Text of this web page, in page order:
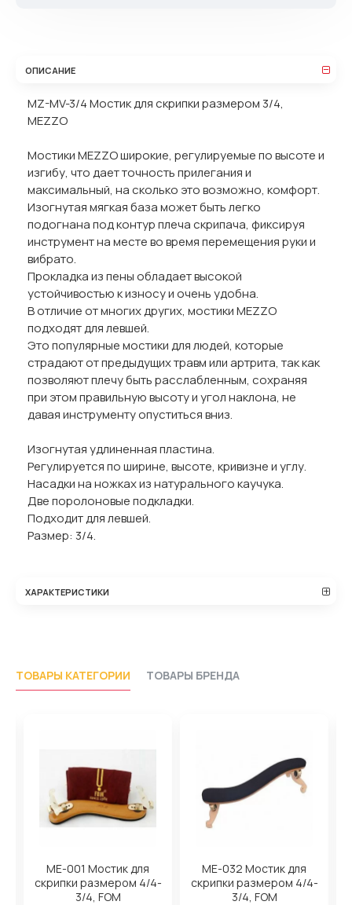
ОПИСАНИЕ
MZ-MV-3/4 Мостик для скрипки размером 3/4,
MEZZO
Мостики MEZZO широкие, регулируемые по высоте и
изгибу, что дает точность прилегания и
максимальный, на сколько это возможно, комфорт.
Изогнутая мягкая база может быть легко
подогнана под контур плеча скрипача, фиксируя
инструмент на месте во время перемещения руки и
вибрато.
Прокладка из пены обладает высокой
устойчивостью к износу и очень удобна.
В отличие от многих других, мостики MEZZO
подходят для левшей.
Это популярные мостики для людей, которые
страдают от предыдущих травм или артрита, так как
позволяют плечу быть расслабленным, сохраняя
при этом правильную высоту и угол наклона, не
давая инструменту опуститься вниз.
Изогнутая удлиненная пластина.
Регулируется по ширине, высоте, кривизне и углу.
Насадки на ножках из натурального каучука.
Две поролоновые подкладки.
Подходит для левшей.
Размер: 3/4.
ХАРАКТЕРИСТИКИ
ТОВАРЫ КАТЕГОРИИ ТОВАРЫ БРЕНДА
ME-001 Мостик для
скрипки размером 4/4-
3/4, FOM
ME-032 Мостик для
скрипки размером 4/4-
3/4, FOM